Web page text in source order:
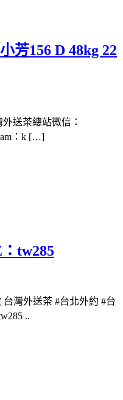
芳156 D 48kg 22
送茶總站微信：
：k […]
tw285
灣外送茶 #台北外約 #台
..